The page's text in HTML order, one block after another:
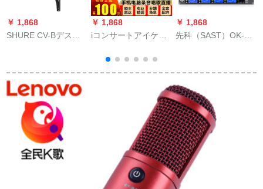
￥ 1,868
SHURE CV-Bデステ
CVG 12 RSネクマイ
クCVG 18 RS-B/Cス
トール
￥ 1,868
iコンサートアイケン6
ッカ・ドパソゴネの
生放送帯k歌yycaスタ
の名前は、ビデオト
ラックトラックとい
￥ 1,868
先科（SAST）OK-59
カラオケマイク家庭
用KTVメールディッ
プ【U段は周波数调节
ができます】を両手
に持ちます。